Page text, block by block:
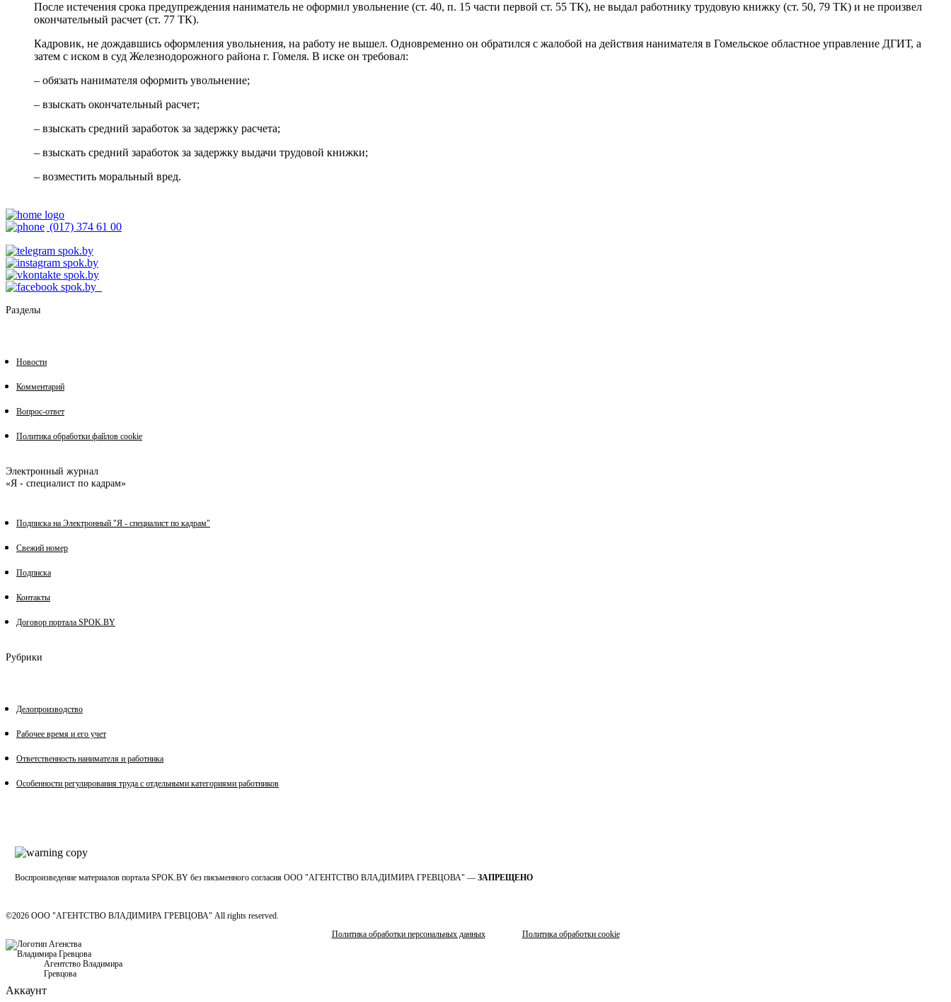
После истечения срока предупреждения наниматель не оформил увольнение (ст. 40, п. 15 части первой ст. 55 ТК), не выдал работнику трудовую книжку (ст. 50, 79 ТК) и не произвел
окончательный расчет (ст. 77 ТК).
Кадровик, не дождавшись оформления увольнения, на работу не вышел. Одновременно он обратился с жалобой на действия нанимателя в Гомельское областное управление ДГИТ, а
затем с иском в суд Железнодорожного района г. Гомеля. В иске он требовал:
– обязать нанимателя оформить увольнение;
– взыскать окончательный расчет;
– взыскать средний заработок за задержку расчета;
– взыскать средний заработок за задержку выдачи трудовой книжки;
– возместить моральный вред.
(017) 374 61 00
Разделы
Новости
Комментарий
Вопрос-ответ
Политика обработки файлов cookie
Электронный журнал
«Я - специалист по кадрам»
Подписка на Электронный "Я - специалист по кадрам"
Свежий номер
Подписка
Контакты
Договор портала SPOK.BY
Рубрики
Делопроизводство
Рабочее время и его учет
Ответственность нанимателя и работника
Особенности регулирования труда с отдельными категориями работников
Воспроизведение материалов портала SPOK.BY без письменного согласия OOO "АГЕНТСТВО ВЛАДИМИРА ГРЕВЦОВА" — ЗАПРЕЩЕНО
©2026 ООО "АГЕНТСТВО ВЛАДИМИРА ГРЕВЦОВА" All rights reserved.
Политика обработки персональных данных
Политика обработки cookie
Агентство Владимира
Гревцова
Аккаунт